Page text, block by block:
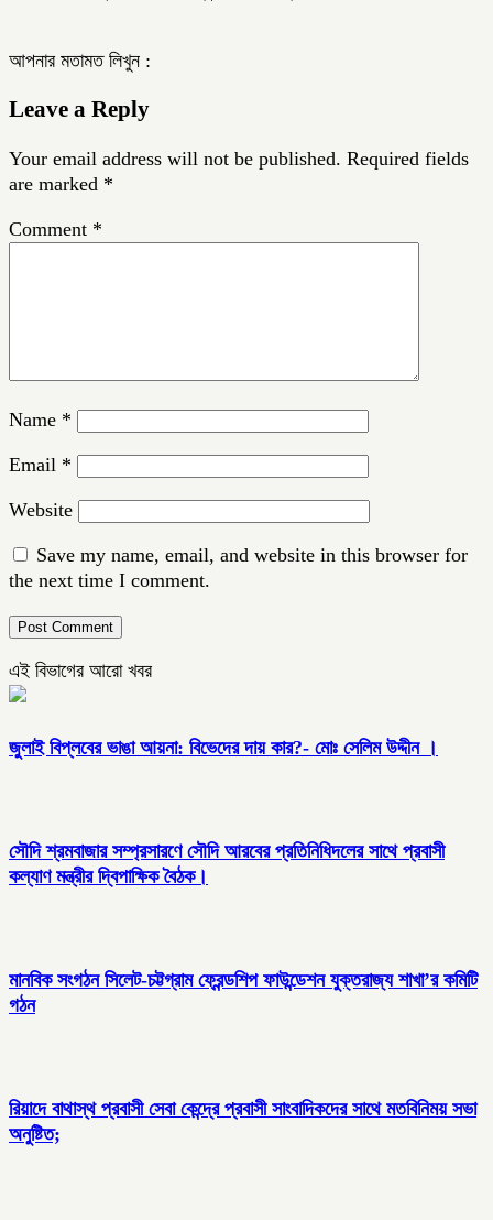
আপনার মতামত লিখুন :
Leave a Reply
Your email address will not be published. Required fields
are marked *
Comment *
Name *
Email *
Website
Save my name, email, and website in this browser for
the next time I comment.
এই বিভাগের আরো খবর
জুলাই বিপ্লবের ভাঙা আয়না: বিভেদের দায় কার?- মোঃ সেলিম উদ্দীন ।
সৌদি শ্রমবাজার সম্প্রসারণে সৌদি আরবের প্রতিনিধিদলের সাথে প্রবাসী
কল্যাণ মন্ত্রীর দ্বিপাক্ষিক বৈঠক।
মানবিক সংগঠন সিলেট-চট্টগ্রাম ফ্রেন্ডশিপ ফাউন্ডেশন যুক্তরাজ্য শাখা’র কমিটি
গঠন
রিয়াদে বাথাস্থ প্রবাসী সেবা কেন্দ্রে প্রবাসী সাংবাদিকদের সাথে মতবিনিময় সভা
অনুষ্টিত;